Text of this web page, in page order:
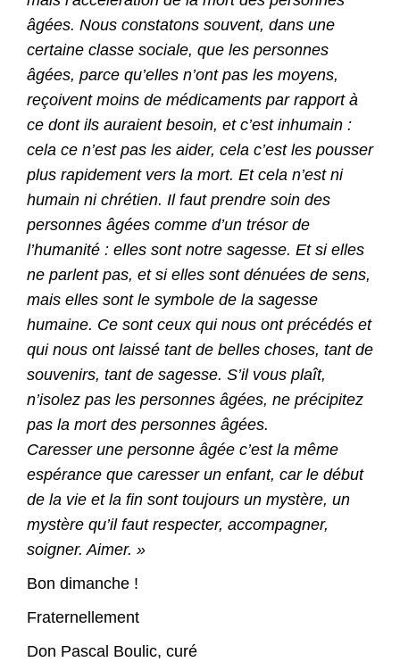
âgées. Nous constatons souvent, dans une
certaine classe sociale, que les personnes
âgées, parce qu’elles n’ont pas les moyens,
reçoivent moins de médicaments par rapport à
ce dont ils auraient besoin, et c’est inhumain :
cela ce n’est pas les aider, cela c’est les pousser
plus rapidement vers la mort. Et cela n’est ni
humain ni chrétien. Il faut prendre soin des
personnes âgées comme d’un trésor de
l’humanité : elles sont notre sagesse. Et si elles
ne parlent pas, et si elles sont dénuées de sens,
mais elles sont le symbole de la sagesse
humaine. Ce sont ceux qui nous ont précédés et
qui nous ont laissé tant de belles choses, tant de
souvenirs, tant de sagesse. S’il vous plaît,
n’isolez pas les personnes âgées, ne précipitez
pas la mort des personnes âgées.
Caresser une personne âgée c’est la même
espérance que caresser un enfant, car le début
de la vie et la fin sont toujours un mystère, un
mystère qu’il faut respecter, accompagner,
soigner. Aimer. »
Bon dimanche !
Fraternellement
Don Pascal Boulic, curé